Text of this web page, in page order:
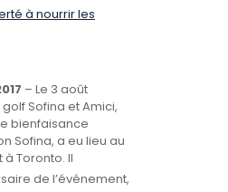
à nourrir les
– Le 3 août
Sofina et Amici,
bienfaisance
Sofina, a eu lieu au
Toronto. Il
de l’événement,